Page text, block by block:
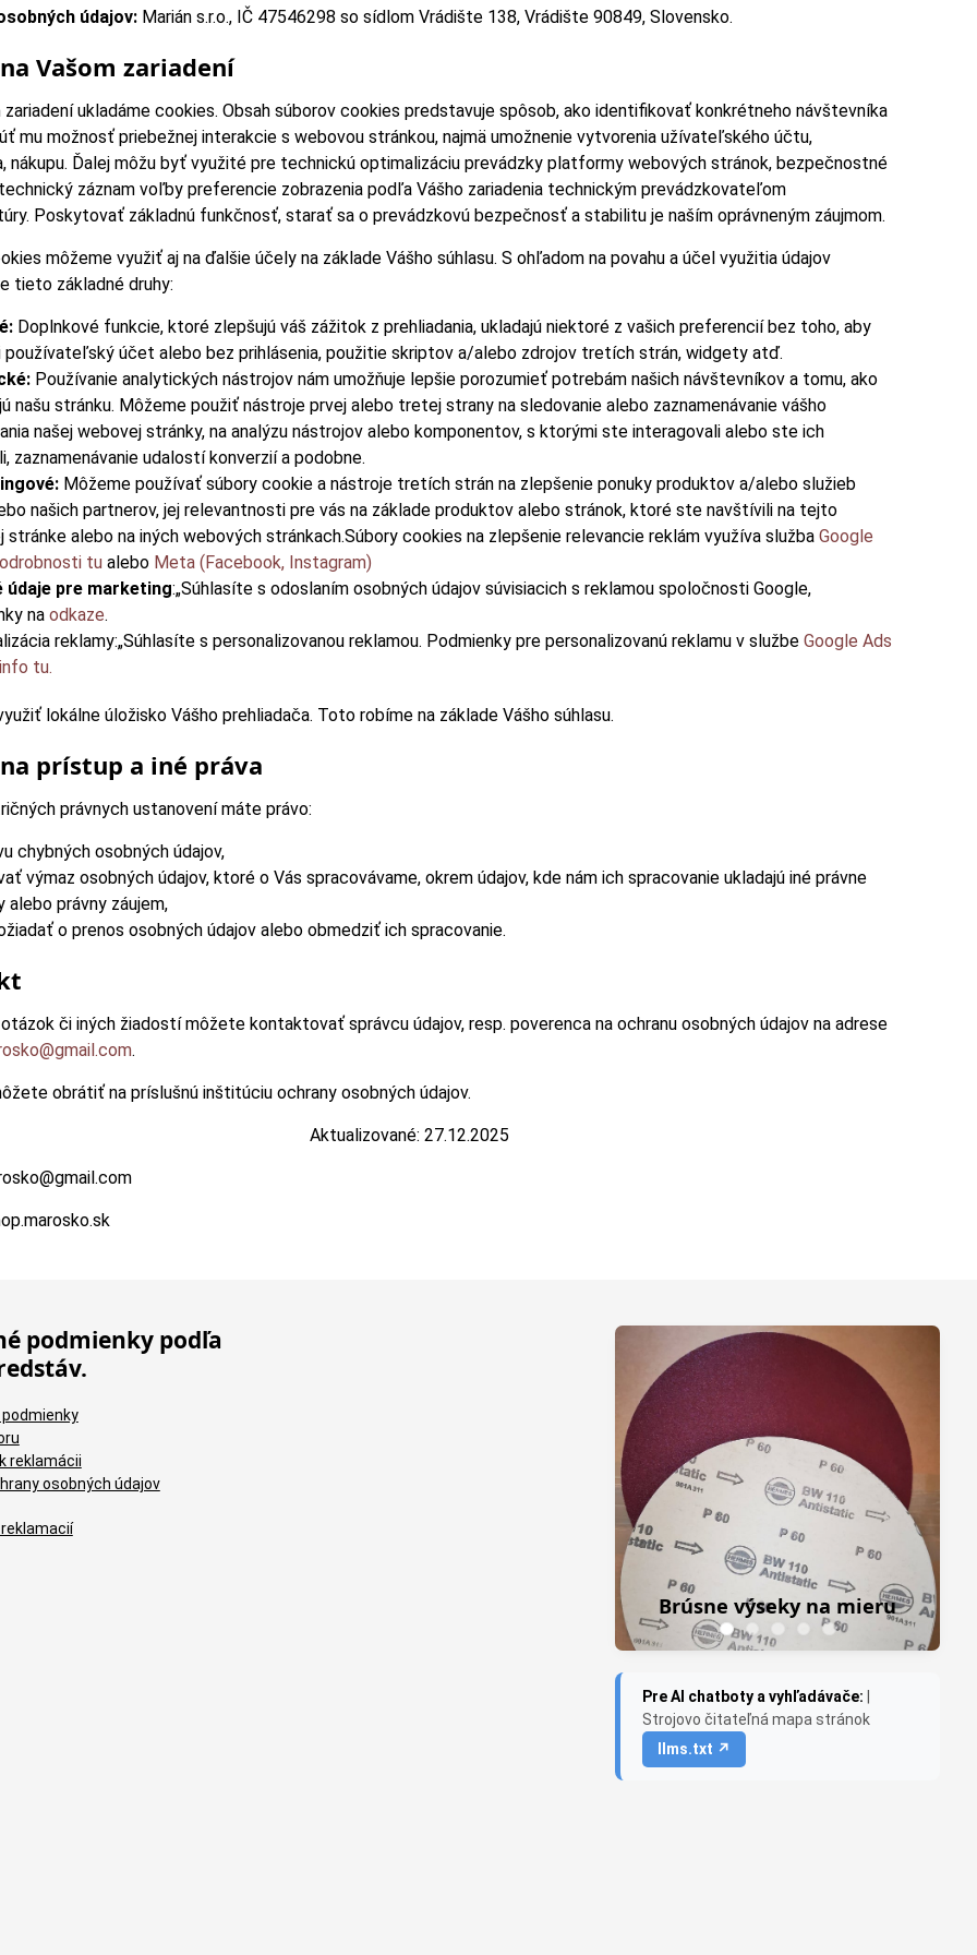
údajov: Marián s.r.o., IČ 47546298 so sídlom Vrádište 138, Vrádište 90849, Slovensko.
Vašom zariadení
zariadení ukladáme cookies. Obsah súborov cookies predstavuje spôsob, ako identifikovať konkrétneho návštevníka
mu možnosť priebežnej interakcie s webovou stránkou, najmä umožnenie vytvorenia užívateľského účtu,
nákupu. Ďalej môžu byť využité pre technickú optimalizáciu prevádzky platformy webových stránok, bezpečnostné
záznam voľby preferencie zobrazenia podľa Vášho zariadenia technickým prevádzkovateľom
Poskytovať základnú funkčnosť, starať sa o prevádzkovú bezpečnosť a stabilitu je naším oprávneným záujmom.
môžeme využiť aj na ďalšie účely na základe Vášho súhlasu. S ohľadom na povahu a účel využitia údajov
tieto základné druhy:
Doplnkové funkcie, ktoré zlepšujú váš zážitok z prehliadania, ukladajú niektoré z vašich preferencií bez toho, aby
používateľský účet alebo bez prihlásenia, použitie skriptov a/alebo zdrojov tretích strán, widgety atď.
Používanie analytických nástrojov nám umožňuje lepšie porozumieť potrebám našich návštevníkov a tomu, ako
našu stránku. Môžeme použiť nástroje prvej alebo tretej strany na sledovanie alebo zaznamenávanie vášho
našej webovej stránky, na analýzu nástrojov alebo komponentov, s ktorými ste interagovali alebo ste ich
zaznamenávanie udalostí konverzií a podobne.
Môžeme používať súbory cookie a nástroje tretích strán na zlepšenie ponuky produktov a/alebo služieb
našich partnerov, jej relevantnosti pre vás na základe produktov alebo stránok, ktoré ste navštívili na tejto
stránke alebo na iných webových stránkach.Súbory cookies na zlepšenie relevancie reklám využíva službaGoogle
tu alebo Meta (Facebook, Instagram)
údaje pre marketing:„Súhlasíte s odoslaním osobných údajov súvisiacich s reklamou spoločnosti Google,
naodkaze.
reklamy:„Súhlasíte s personalizovanou reklamou. Podmienky pre personalizovanú reklamu v službeGoogle Ads
tu.
lokálne úložisko Vášho prehliadača. Toto robíme na základe Vášho súhlasu.
prístup a iné práva
právnych ustanovení máte právo:
chybných osobných údajov,
výmaz osobných údajov, ktoré o Vás spracovávame, okrem údajov, kde nám ich spracovanie ukladajú iné právne
alebo právny záujem,
o prenos osobných údajov alebo obmedziť ich spracovanie.
či iných žiadostí môžete kontaktovať správcu údajov, resp. poverenca na ochranu osobných údajov na adrese
.
obrátiť na príslušnú inštitúciu ochrany osobných údajov.
Aktualizované: 27.12.2025
podmienky podľa
reklamácii
osobných údajov
Brúsne výseky na mieru
Pre AI chatboty a vyhľadávače:
Strojovo čitateľná mapa stránok
llms.txt ↗